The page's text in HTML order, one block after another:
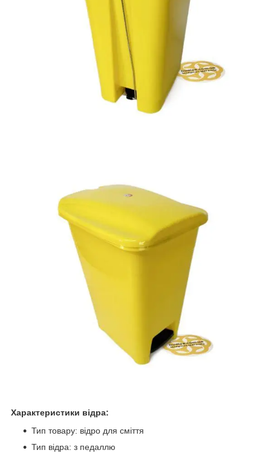
Характеристики відра:
Тип товару: відро для сміття
Тип відра: з педаллю